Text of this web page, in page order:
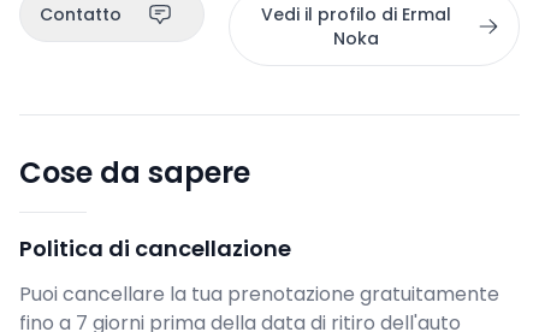
Contatto
Vedi il profilo di Ermal
Noka
Cose da sapere
Politica di cancellazione
Puoi cancellare la tua prenotazione gratuitamente
fino a 7 giorni prima della data di ritiro dell'auto